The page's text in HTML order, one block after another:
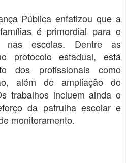
Pública enfatizou que a
é primordial para o
nas escolas. Dentre as
protocolo estadual, está
dos profissionais como
além de ampliação do
trabalhos incluem ainda o
da patrulha escolar e
monitoramento.